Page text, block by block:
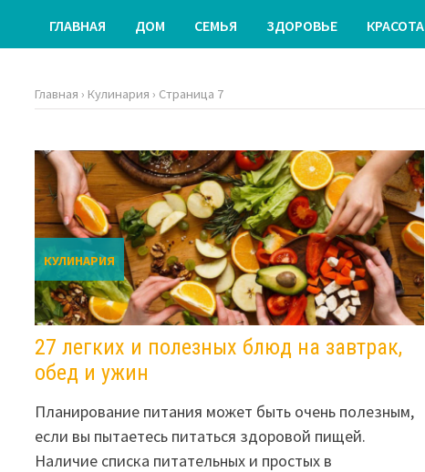
ГЛАВНАЯ ДОМ СЕМЬЯ ЗДОРОВЬЕ КРАСОТА
Главная › Кулинария › Страница 7
КУЛИНАРИЯ
27 легких и полезных блюд на завтрак,
обед и ужин
Планирование питания может быть очень полезным,
если вы пытаетесь питаться здоровой пищей.
Наличие списка питательных и простых в